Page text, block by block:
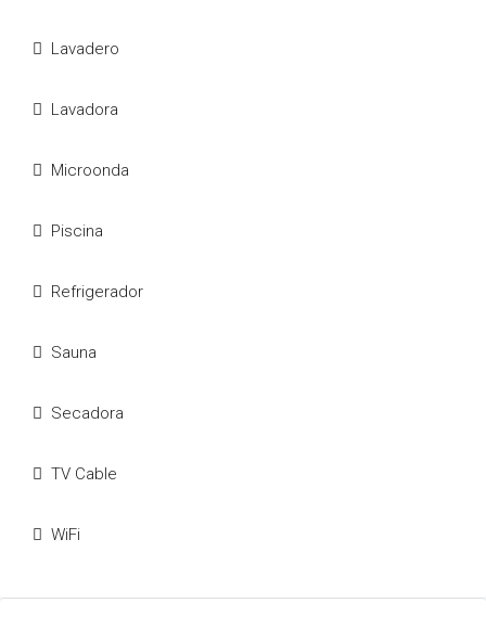
Lavadero
Lavadora
Microonda
Piscina
Refrigerador
Sauna
Secadora
TV Cable
WiFi